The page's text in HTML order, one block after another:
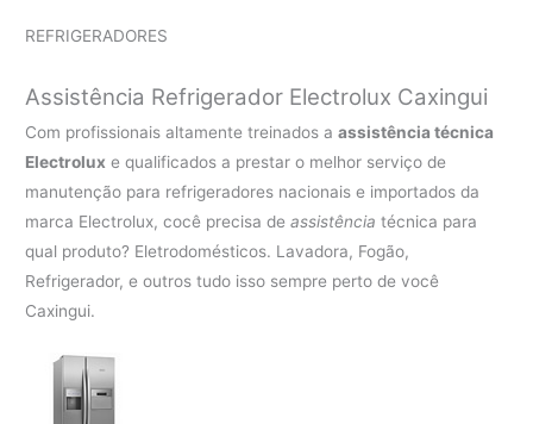
REFRIGERADORES
Assistência Refrigerador Electrolux Caxingui
Com profissionais altamente treinados aassistência técnica
Electrolux e qualificados a prestar o melhor serviço de
manutenção para refrigeradores nacionais e importados da
marca Electrolux, cocê precisa deassistência técnica para
qual produto? Eletrodomésticos. Lavadora, Fogão,
Refrigerador, e outros tudo isso sempre perto de você
Caxingui.